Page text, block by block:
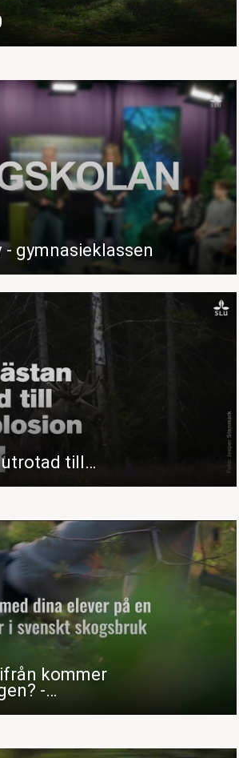
gymnasieklassen
utrotad till…
kommer
-…